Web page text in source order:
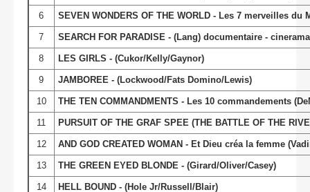
6 SEVEN WONDERS OF THE WORLD - Les 7 merveilles du
7 SEARCH FOR PARADISE - (Lang) documentaire - cinerama
8 LES GIRLS - (Cukor/Kelly/Gaynor)
9 JAMBOREE - (Lockwood/Fats Domino/Lewis)
10 THE TEN COMMANDMENTS - Les 10 commandements
11 PURSUIT OF THE GRAF SPEE (THE BATTLE OF THE
12 AND GOD CREATED WOMAN - Et Dieu créa la femme
13 THE GREEN EYED BLONDE - (Girard/Oliver/Casey)
14 HELL BOUND - (Hole Jr/Russell/Blair)